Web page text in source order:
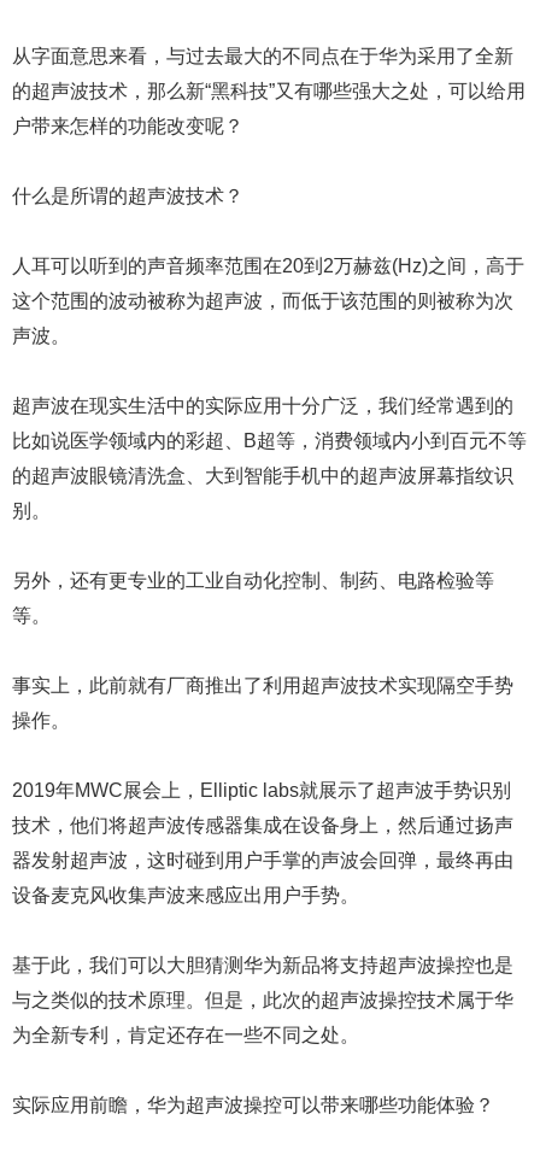
从字面意思来看，与过去最大的不同点在于华为采用了全新
的超声波技术，那么新“黑科技”又有哪些强大之处，可以给用
户带来怎样的功能改变呢？
什么是所谓的超声波技术？
人耳可以听到的声音频率范围在20到2万赫兹(Hz)之间，高于
这个范围的波动被称为超声波，而低于该范围的则被称为次
声波。
超声波在现实生活中的实际应用十分广泛，我们经常遇到的
比如说医学领域内的彩超、B超等，消费领域内小到百元不等
的超声波眼镜清洗盒、大到智能手机中的超声波屏幕指纹识
别。
另外，还有更专业的工业自动化控制、制药、电路检验等
等。
事实上，此前就有厂商推出了利用超声波技术实现隔空手势
操作。
2019年MWC展会上，Elliptic labs就展示了超声波手势识别
技术，他们将超声波传感器集成在设备身上，然后通过扬声
器发射超声波，这时碰到用户手掌的声波会回弹，最终再由
设备麦克风收集声波来感应出用户手势。
基于此，我们可以大胆猜测华为新品将支持超声波操控也是
与之类似的技术原理。但是，此次的超声波操控技术属于华
为全新专利，肯定还存在一些不同之处。
实际应用前瞻，华为超声波操控可以带来哪些功能体验？